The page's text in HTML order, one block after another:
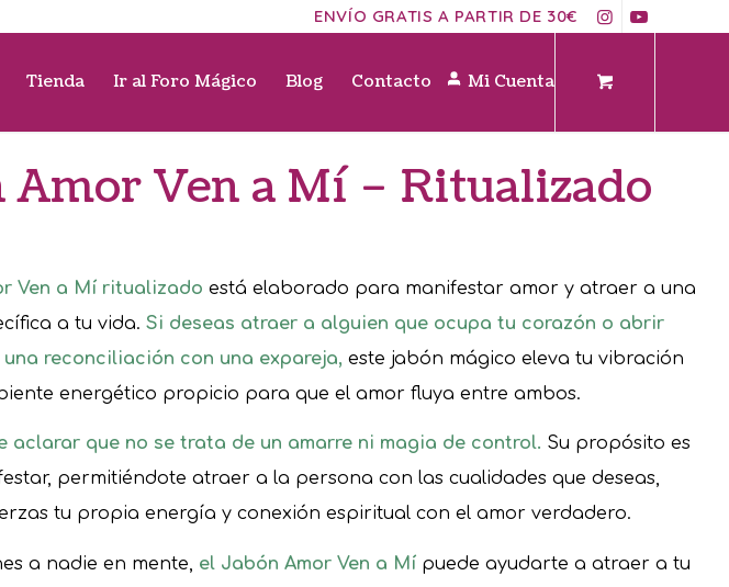
ENVÍO GRATIS A PARTIR DE 30€
Tienda Ir al Foro Mágico Blog Contacto Mi Cuenta
Amor Ven a Mí – Ritualizado
Ven a Mí ritualizado está elaborado para manifestar amor y atraer a una
a tu vida. Si deseas atraer a alguien que ocupa tu corazón o abrir
reconciliación con una expareja, este jabón mágico eleva tu vibración
energético propicio para que el amor fluya entre ambos.
aclarar que no se trata de un amarre ni magia de control. Su propósito es
permitiéndote atraer a la persona con las cualidades que deseas,
tu propia energía y conexión espiritual con el amor verdadero.
a nadie en mente, el Jabón Amor Ven a Mí puede ayudarte a atraer a tu